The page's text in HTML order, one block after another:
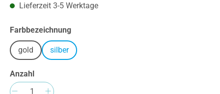
Lieferzeit 3-5 Werktage
Farbbezeichnungauswählen
gold silber
Anzahl
Produkt Anzahl: Gib den gewünschten